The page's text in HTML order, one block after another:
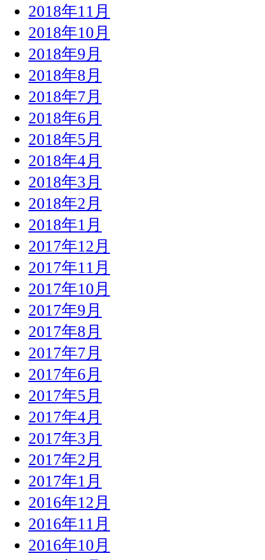
2018年11月
2018年10月
2018年9月
2018年8月
2018年7月
2018年6月
2018年5月
2018年4月
2018年3月
2018年2月
2018年1月
2017年12月
2017年11月
2017年10月
2017年9月
2017年8月
2017年7月
2017年6月
2017年5月
2017年4月
2017年3月
2017年2月
2017年1月
2016年12月
2016年11月
2016年10月